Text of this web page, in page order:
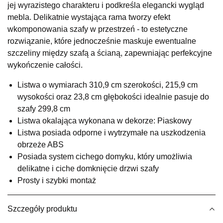
UL.RZEMIEŚLNICZA 6
66-470 KOSTRZYN NAD ODRĄ
Nr tel.507103199
Godziny otwarcia
Pn-Pt: 10:00-18:00, Sb: 10:00-14:00
Wybierz
SALON MEBLOWY M JAK MEBLE
Salon meblowy
UL.BASZTOWA 3
76-100 SŁAWNO
Nr tel.502668736
Adres e-mail:pph.catrin@wp.pl
jej wyrazistego charakteru i podkreśla elegancki wygląd
mebla. Delikatnie wystająca rama tworzy efekt
wkomponowania szafy w przestrzeń - to estetyczne
rozwiązanie, które jednocześnie maskuje ewentualne
szczeliny między szafą a ścianą, zapewniając perfekcyjne
wykończenie całości.
Listwa o wymiarach 310,9 cm szerokości, 215,9 cm
wysokości oraz 23,8 cm głębokości idealnie pasuje do
szafy 299,8 cm
Listwa okalająca wykonana w dekorze: Piaskowy
Listwa posiada odporne i wytrzymałe na uszkodzenia
obrzeże ABS
Posiada system cichego domyku, który umożliwia
delikatne i ciche domknięcie drzwi szafy
Prosty i szybki montaż
Szczegóły produktu